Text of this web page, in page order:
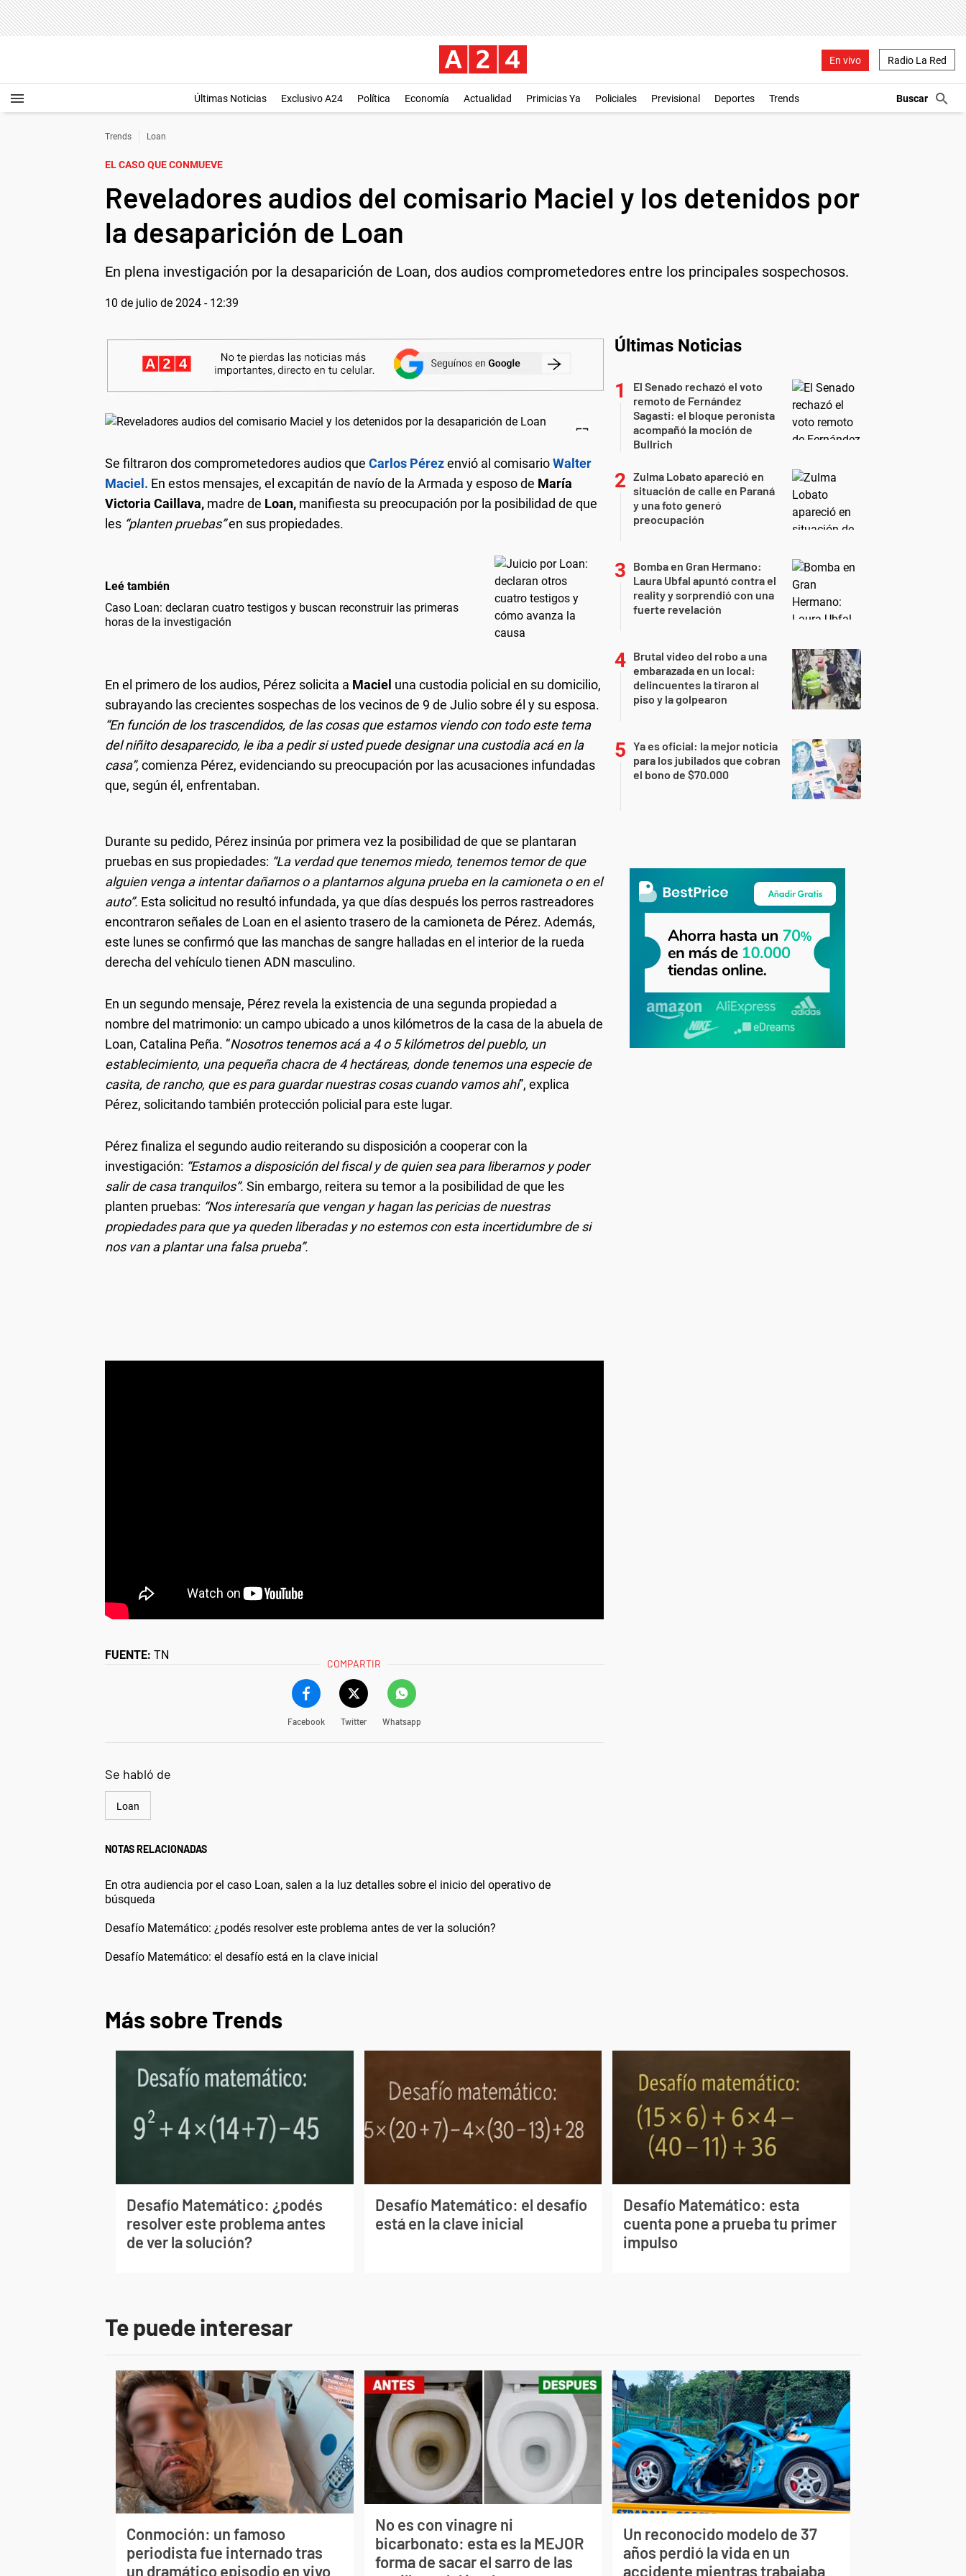
En vivo Radio La Red
Últimas Noticias Exclusivo A24 Política Economía Actualidad Primicias Ya Policiales Previsional Deportes Trends
Trends Loan
EL CASO QUE CONMUEVE
Reveladores audios del comisario Maciel y los detenidos por
la desaparición de Loan
En plena investigación por la desaparición de Loan, dos audios comprometedores entre los principales sospechosos.
10 de julio de 2024 - 12:39
Se filtraron dos comprometedores audios que Carlos Pérezenvió al comisarioWalter
Maciel. En estos mensajes, el excapitán de navío de la Armada y esposo de María
Victoria Caillava, madre de Loan, manifiesta su preocupación por la posibilidad de que
les “planten pruebas”en sus propiedades.
Leé también
Caso Loan: declaran cuatro testigos y buscan reconstruir las primeras
horas de la investigación
En el primero de los audios, Pérez solicita a Maciel una custodia policial en su domicilio,
subrayando las crecientes sospechas de los vecinos de 9 de Julio sobre él y su esposa.
“En función de los trascendidos, de las cosas que estamos viendo con todo este tema
del niñito desaparecido, le iba a pedir si usted puede designar una custodia acá en la
casa”, comienza Pérez, evidenciando su preocupación por las acusaciones infundadas
que, según él, enfrentaban.
Durante su pedido, Pérez insinúa por primera vez la posibilidad de que se plantaran
pruebas en sus propiedades: “La verdad que tenemos miedo, tenemos temor de que
alguien venga a intentar dañarnos o a plantarnos alguna prueba en la camioneta o en el
auto”. Esta solicitud no resultó infundada, ya que días después los perros rastreadores
encontraron señales de Loan en el asiento trasero de la camioneta de Pérez. Además,
este lunes se confirmó que las manchas de sangre halladas en el interior de la rueda
derecha del vehículo tienen ADN masculino.
En un segundo mensaje, Pérez revela la existencia de una segunda propiedad a
nombre del matrimonio: un campo ubicado a unos kilómetros de la casa de la abuela de
Loan, Catalina Peña. “Nosotros tenemos acá a 4 o 5 kilómetros del pueblo, un
establecimiento, una pequeña chacra de 4 hectáreas, donde tenemos una especie de
casita, de rancho, que es para guardar nuestras cosas cuando vamos ahí”, explica
Pérez, solicitando también protección policial para este lugar.
Pérez finaliza el segundo audio reiterando su disposición a cooperar con la
investigación: “Estamos a disposición del fiscal y de quien sea para liberarnos y poder
salir de casa tranquilos”. Sin embargo, reitera su temor a la posibilidad de que les
planten pruebas: “Nos interesaría que vengan y hagan las pericias de nuestras
propiedades para que ya queden liberadas y no estemos con esta incertidumbre de si
nos van a plantar una falsa prueba”.
FUENTE: TN
COMPARTIR
Facebook Twitter Whatsapp
Se habló de
Loan
NOTAS RELACIONADAS
En otra audiencia por el caso Loan, salen a la luz detalles sobre el inicio del operativo de
búsqueda
Desafío Matemático: ¿podés resolver este problema antes de ver la solución?
Desafío Matemático: el desafío está en la clave inicial
Últimas Noticias
El Senado rechazó el voto
remoto de Fernández
Sagasti: el bloque peronista
acompañó la moción de
Bullrich
Zulma Lobato apareció en
situación de calle en Paraná
y una foto generó
preocupación
Bomba en Gran Hermano:
Laura Ubfal apuntó contra el
reality y sorprendió con una
fuerte revelación
Brutal video del robo a una
embarazada en un local:
delincuentes la tiraron al
piso y la golpearon
Ya es oficial: la mejor noticia
para los jubilados que cobran
el bono de $70.000
Más sobre Trends
Desafío Matemático: ¿podés
resolver este problema antes
de ver la solución?
Desafío Matemático: el desafío
está en la clave inicial
Desafío Matemático: esta
cuenta pone a prueba tu primer
impulso
Te puede interesar
Conmoción: un famoso
periodista fue internado tras
un dramático episodio en vivo
No es con vinagre ni
bicarbonato: esta es la MEJOR
forma de sacar el sarro de las
Un reconocido modelo de 37
años perdió la vida en un
accidente mientras trabajaba